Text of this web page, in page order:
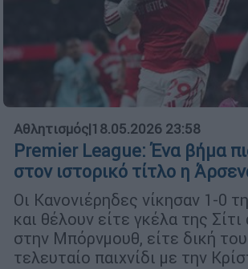
Αθλητισμός|18.05.2026 23:58
Premier League: Ένα βήμα
στον ιστορικό τίτλο η
Οι Κανονιέρηδες νίκησαν 1-0
και θέλουν είτε γκέλα της Σίτι
στην Μπόρνμουθ, είτε δική
τελευταίο παιχνίδι με την